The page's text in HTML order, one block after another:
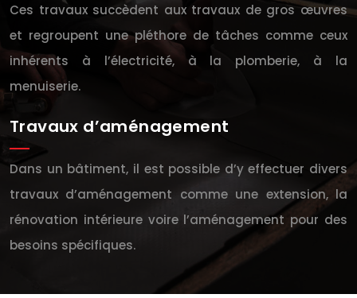
Ces travaux succèdent aux travaux de gros œuvres
et regroupent une pléthore de tâches comme ceux
inhérents à l’électricité, à la plomberie, à la
menuiserie.
Travaux d’aménagement
Dans un bâtiment, il est possible d’y effectuer divers
travaux d’aménagement comme une extension, la
rénovation intérieure voire l’aménagement pour des
besoins spécifiques.